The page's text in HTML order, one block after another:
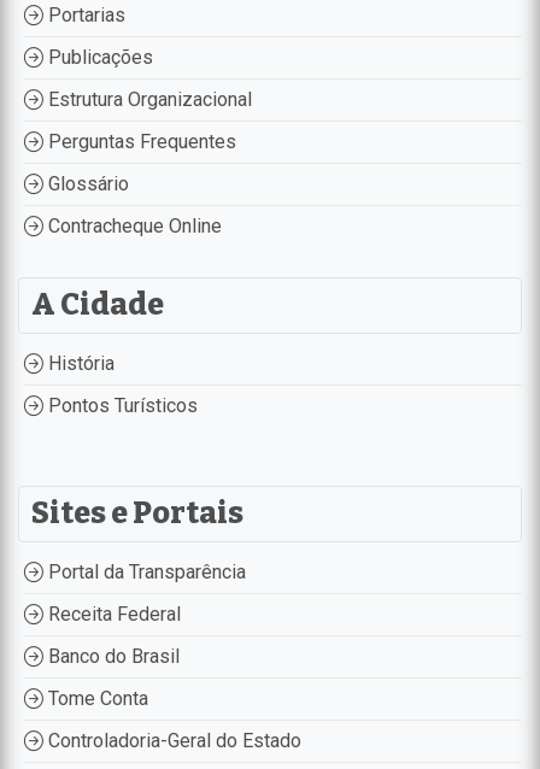
Portarias
Publicações
Estrutura Organizacional
Perguntas Frequentes
Glossário
Contracheque Online
A Cidade
História
Pontos Turísticos
Sites e Portais
Portal da Transparência
Receita Federal
Banco do Brasil
Tome Conta
Controladoria-Geral do Estado